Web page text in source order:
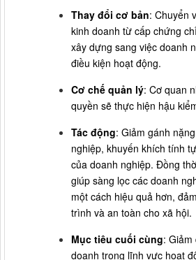
Thay đổi cơ bản: Chuyển
kinh doanh từ cấp chứng
xây dựng sang việc doanh
điều kiện hoạt động.
Cơ chế quản lý: Cơ quan
quyền sẽ thực hiện hậu
Tác động: Giảm gánh
nghiệp, khuyến khích tính
của doanh nghiệp. Đồng
giúp sàng lọc các doanh
một cách hiệu quả hơn,
trình và an toàn cho xã hội.
Mục tiêu cuối cùng: Giảm
doanh trong lĩnh vực hoạt